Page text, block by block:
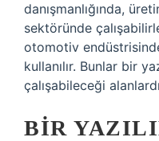
danışmanlığında,
sektöründe
otomotiv
kullanılır. Bunlar bir
çalışabileceği
BIR